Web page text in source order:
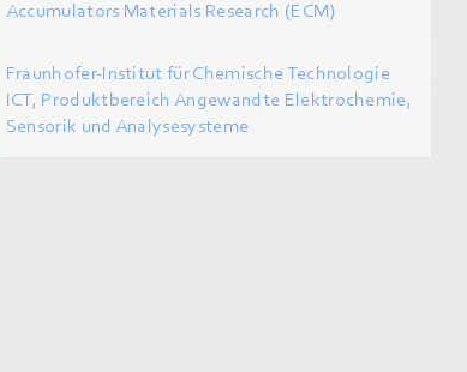
Accumulators Materials Research (ECM)
Fraunhofer-Institut für Chemische Technologie
ICT, Produktbereich Angewandte Elektrochemie,
Sensorik und Analysesysteme